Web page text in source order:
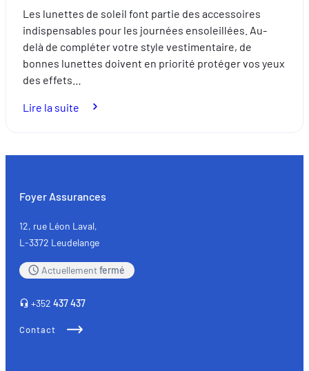
Les lunettes de soleil font partie des accessoires
indispensables pour les journées ensoleillées. Au-
delà de compléter votre style vestimentaire, de
bonnes lunettes doivent en priorité protéger vos yeux
des effets…
Lire la suite
vos
Foyer Assurances
12, rue Léon Laval,
L-3372 Leudelange
Actuellementfermé
+352 437 437
Contact